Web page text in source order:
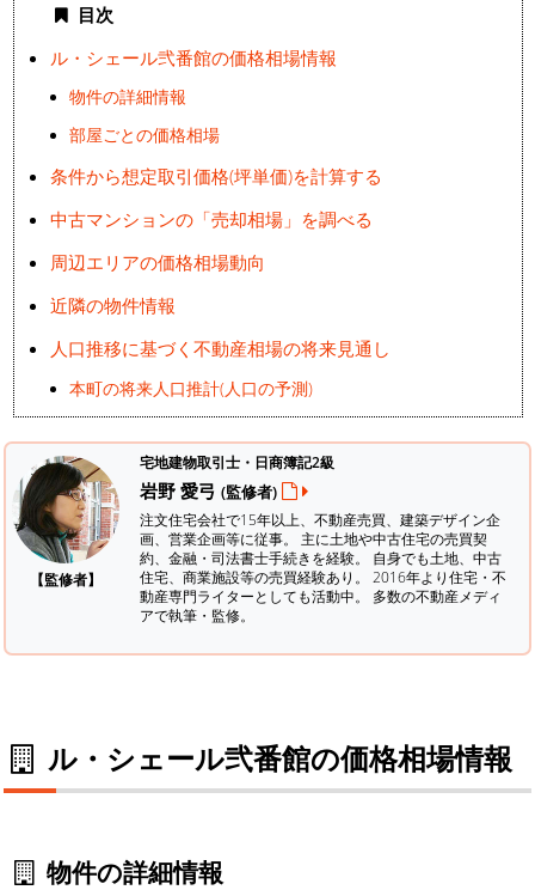
目次
ル・シェール弐番館の価格相場情報
物件の詳細情報
部屋ごとの価格相場
条件から想定取引価格(坪単価)を計算する
中古マンションの「売却相場」を調べる
周辺エリアの価格相場動向
近隣の物件情報
人口推移に基づく不動産相場の将来見通し
本町の将来人口推計(人口の予測)
【監修者】
宅地建物取引士・日商簿記2級
岩野 愛弓 (監修者)
注文住宅会社で15年以上、不動産売買、建築デザイン企
画、営業企画等に従事。 主に土地や中古住宅の売買契
約、金融・司法書士手続きを経験。 自身でも土地、中古
住宅、商業施設等の売買経験あり。 2016年より住宅・不
動産専門ライターとしても活動中。 多数の不動産メディ
アで執筆・監修。
ル・シェール弐番館の価格相場情報
物件の詳細情報